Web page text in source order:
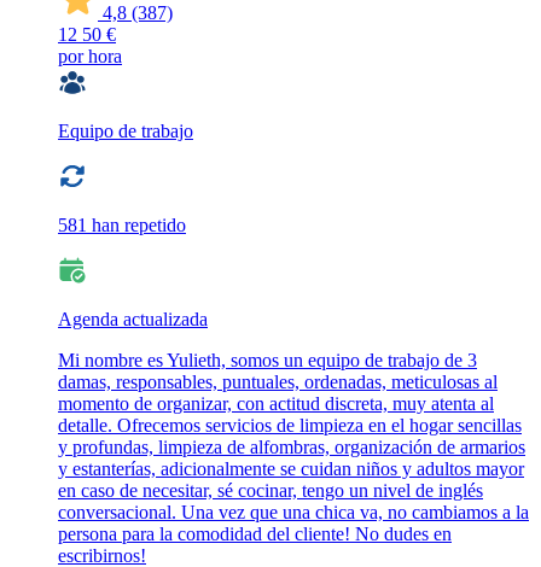
4,8 (387)
12 50 €
por hora
Equipo de trabajo
581 han repetido
Agenda actualizada
Mi nombre es Yulieth, somos un equipo de trabajo de 3
damas, responsables, puntuales, ordenadas, meticulosas al
momento de organizar, con actitud discreta, muy atenta al
detalle. Ofrecemos servicios de limpieza en el hogar sencillas
y profundas, limpieza de alfombras, organización de armarios
y estanterías, adicionalmente se cuidan niños y adultos mayor
en caso de necesitar, sé cocinar, tengo un nivel de inglés
conversacional. Una vez que una chica va, no cambiamos a la
persona para la comodidad del cliente! No dudes en
escribirnos!